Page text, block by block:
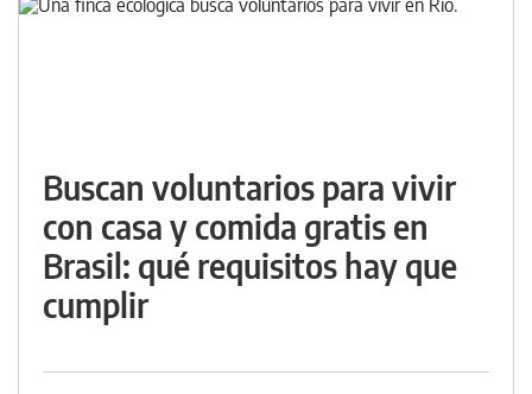
Buscan voluntarios para vivir
con casa y comida gratis en
Brasil: qué requisitos hay que
cumplir